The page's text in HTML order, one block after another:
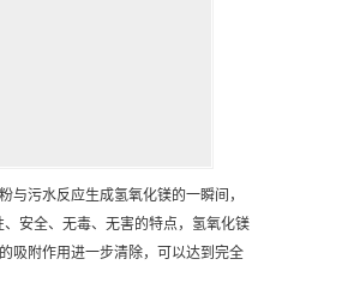
与污水反应生成氢氧化镁的一瞬间，
安全、无毒、无害的特点，氢氧化镁
吸附作用进一步清除，可以达到完全